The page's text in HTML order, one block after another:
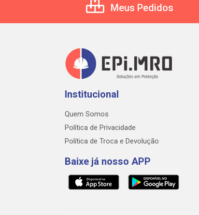
Meus Pedidos
Institucional
Quem Somos
Política de Privacidade
Política de Troca e Devolução
Baixe já nosso APP